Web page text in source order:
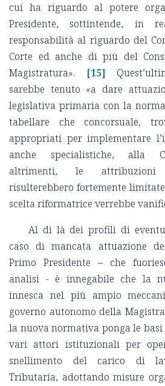
cui ha riguardo al potere
Presidente, sottintende, in
responsabilità al riguardo del
Corte ed anche di più del
Magistratura».
[15]
sarebbe tenuto «a dare
legislativa primaria con la
tabellare che concorsuale,
appropriati per implementare
anche specialistiche, alla
altrimenti, le attribuzioni
risulterebbero fortemente
scelta riformatrice verrebbe
Al di là dei profili di
caso di mancata attuazione
Primo Presidente – che
analisi - è innegabile che la
innesca nel più ampio
governo autonomo della
la nuova normativa ponga le
vari attori istituzionali per
snellimento del carico di
Tributaria, adottando misure